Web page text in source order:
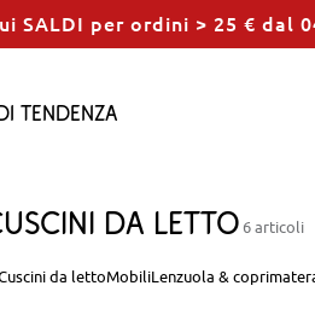
SALDI per ordini > 25 € dal
tendenza
da letto 6 articoli
da lettoMobiliLenzuola &